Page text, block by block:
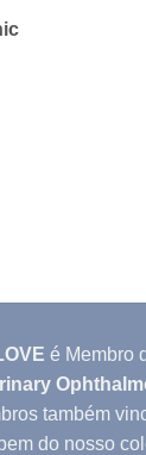
é Membro
também
do nosso